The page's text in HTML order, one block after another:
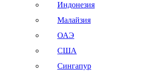
Индонезия
Малайзия
ОАЭ
США
Сингапур